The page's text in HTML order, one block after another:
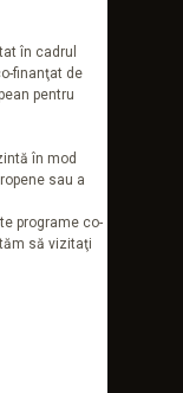
în cadrul
finanţat de
pentru
în mod
sau a
programe co-
să vizitaţi